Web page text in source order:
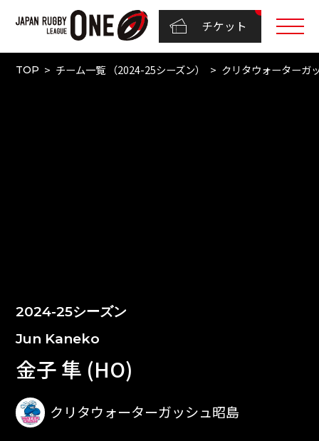
チケット
TOP チーム一覧 （2024-25シーズン） クリタウォーターガ
2024-25シーズン
Jun Kaneko
金子 隼 (HO)
クリタウォーターガッシュ昭島